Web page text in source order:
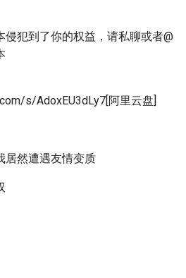
犯到了你的权益，请私聊或者@
s/AdoxEU3dLy7[阿里云盘]
居然遭遇友情变质